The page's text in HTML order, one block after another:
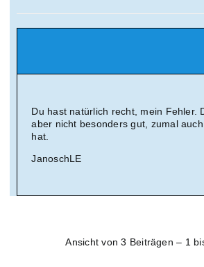
Du hast natürlich recht, mein Fehler.
aber nicht besonders gut, zumal
hat.
JanoschLE
Ansicht von 3 Beiträgen – 1